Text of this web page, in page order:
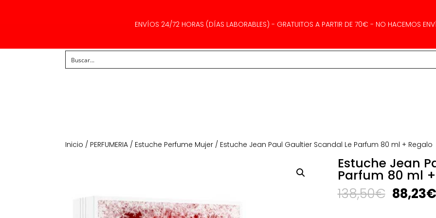
ENVÍOS 24/72 HORAS (DÍAS LABORABLES) - GRATUITOS A PARTIR DE 70€ - NO HACEMOS
Inicio / PERFUMERIA / Estuche Perfume Mujer / Estuche Jean Paul Gaultier Scandal Le Parfum 80 ml + Regalo
Estuche Jean
Parfum 80 ml
138,50€ El
precio
88,23€El